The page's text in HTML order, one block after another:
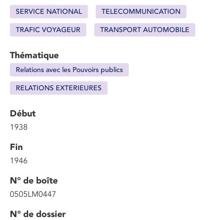
SERVICE NATIONAL TELECOMMUNICATION
TRAFIC VOYAGEUR TRANSPORT AUTOMOBILE
Thématique
Relations avec les Pouvoirs publics
RELATIONS EXTERIEURES
Début
1938
Fin
1946
N° de boîte
0505LM0447
N° de dossier